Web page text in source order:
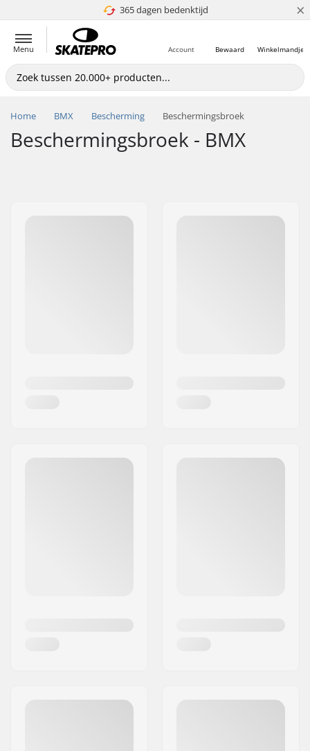
365 dagen bedenktijd
4.8 van 5 ×
Menu Winkelmandje
Bewaard
Account
Home BMX Bescherming Beschermingsbroek
Beschermingsbroek - BMX